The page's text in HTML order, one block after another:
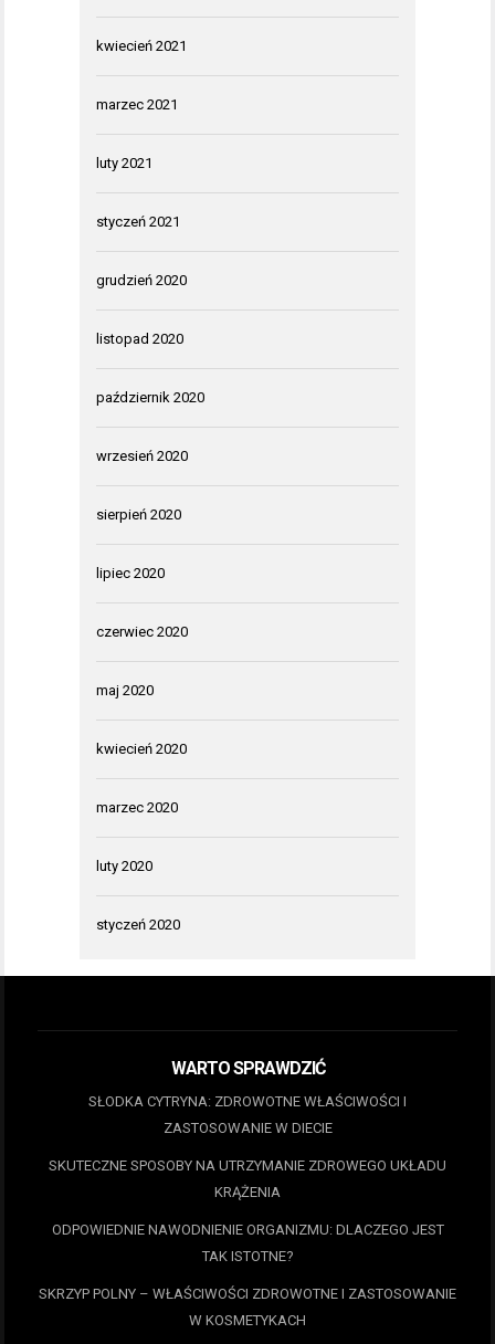
kwiecień 2021
marzec 2021
luty 2021
styczeń 2021
grudzień 2020
listopad 2020
październik 2020
wrzesień 2020
sierpień 2020
lipiec 2020
czerwiec 2020
maj 2020
kwiecień 2020
marzec 2020
luty 2020
styczeń 2020
WARTO SPRAWDZIĆ
SŁODKA CYTRYNA: ZDROWOTNE WŁAŚCIWOŚCI I
ZASTOSOWANIE W DIECIE
SKUTECZNE SPOSOBY NA UTRZYMANIE ZDROWEGO UKŁADU
KRĄŻENIA
ODPOWIEDNIE NAWODNIENIE ORGANIZMU: DLACZEGO JEST
TAK ISTOTNE?
SKRZYP POLNY – WŁAŚCIWOŚCI ZDROWOTNE I ZASTOSOWANIE
W KOSMETYKACH